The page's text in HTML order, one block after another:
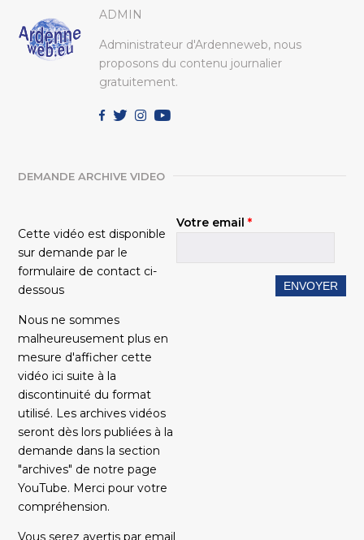
ADMIN
Administrateur d'Ardenneweb, nous
proposons du contenu journalier
gratuitement.
DEMANDE ARCHIVE VIDEO
Cette vidéo est disponible
sur demande par le
formulaire de contact ci-
dessous
Nous ne sommes
malheureusement plus en
mesure d'afficher cette
vidéo ici suite à la
discontinuité du format
utilisé. Les archives vidéos
seront dès lors publiées à la
demande dans la section
"archives" de notre page
YouTube. Merci pour votre
compréhension.
Vous serez avertis par email
Votre email *